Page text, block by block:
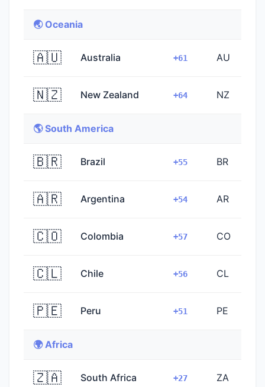
🌏 Oceania
🇦🇺 Australia +61 AU
🇳🇿 New Zealand +64 NZ
🌎 South America
🇧🇷 Brazil +55 BR
🇦🇷 Argentina +54 AR
🇨🇴 Colombia +57 CO
🇨🇱 Chile +56 CL
🇵🇪 Peru +51 PE
🌍 Africa
🇿🇦 South Africa +27 ZA